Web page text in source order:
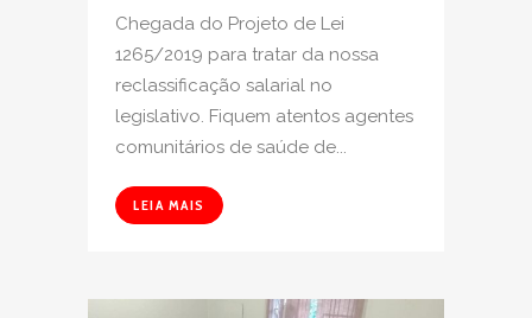
Chegada do Projeto de Lei
1265/2019 para tratar da nossa
reclassificação salarial no
legislativo. Fiquem atentos agentes
comunitários de saúde de...
LEIA MAIS